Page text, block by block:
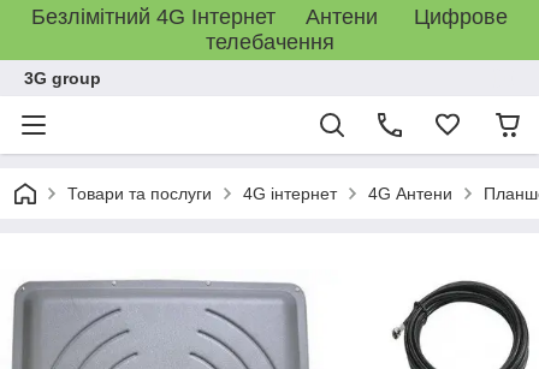
Безлімітний 4G Інтернет Антени Цифрове
телебачення
3G group
Товари та послуги 4G інтернет 4G Антени